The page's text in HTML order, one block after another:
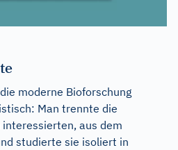
moderne Bioforschung
Man trennte die
aus dem
studierte sie isoliert in